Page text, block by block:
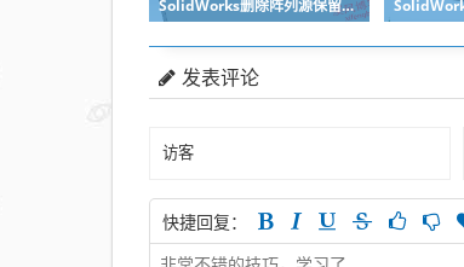
SolidWorks删除阵列源保留后面阵列的方法汇总
发表评论
快捷回复：